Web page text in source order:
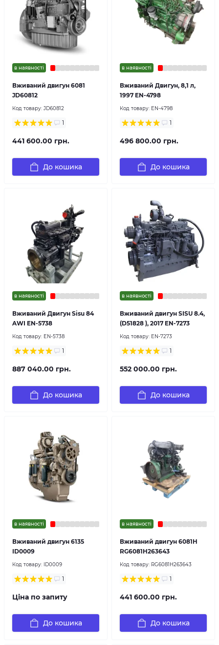
в наявності
Вживаний двигун 6081
JD60812
Код товару: JD60812
1
441 600.00 грн.
До кошика
в наявності
Вживаний Двигун, 8,1 л,
1997 EN-4798
Код товару: EN-4798
1
496 800.00 грн.
До кошика
в наявності
Вживаний Двигун Sisu 84
AWI EN-5738
Код товару: EN-5738
1
887 040.00 грн.
До кошика
в наявності
Вживаний двигун SISU 8.4,
(D51828 ), 2017 EN-7273
Код товару: EN-7273
1
552 000.00 грн.
До кошика
в наявності
Вживаний двигун 6135
ID0009
Код товару: ID0009
1
Ціна по запиту
До кошика
в наявності
Вживаний двигун 6081H
RG6081H263643
Код товару: RG6081H263643
1
441 600.00 грн.
До кошика